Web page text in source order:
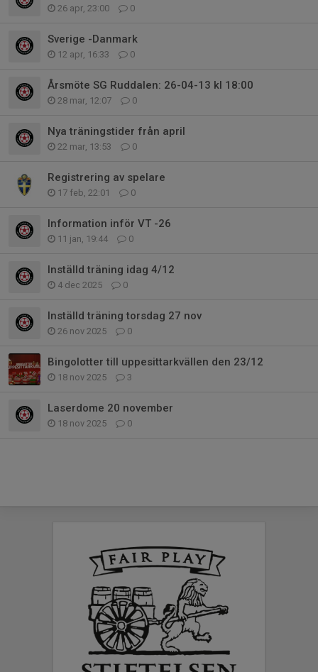
26 apr, 23:00 0
Sverige -Danmark
12 apr, 16:33 0
Årsmöte SG Ruddalen: 26-04-13 kl 18:00
28 mar, 12:07 0
Nya träningstider från april
22 mar, 13:53 0
Registrering av spelare
17 feb, 22:01 0
Information inför VT -26
11 jan, 19:44 0
Inställd träning idag 4/12
4 dec 2025 0
Inställd träning torsdag 27 nov
26 nov 2025 0
Bingolotter till uppesittarkvällen den 23/12
18 nov 2025 3
Laserdome 20 november
18 nov 2025 0